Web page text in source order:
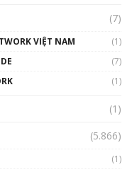
Mùa đông
– Chiếc khăn gió ấm
(7)
VIỆT NAM
(1)
(7)
(1)
(1)
(5.866)
(1)